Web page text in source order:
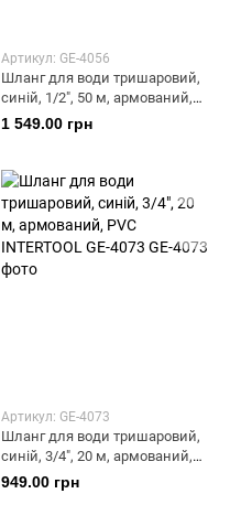
Артикул: GE-4056
Шланг для води тришаровий,
синій, 1/2", 50 м, армований,
PVC INTERTOOL GE-4056
1 549.00 грн
Артикул: GE-4073
Шланг для води тришаровий,
синій, 3/4", 20 м, армований,
PVC INTERTOOL GE-4073
949.00 грн